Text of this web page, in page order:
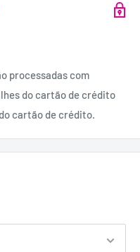
processadas com
do cartão de crédito
cartão de crédito.